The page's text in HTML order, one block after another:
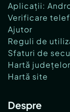
Aplicații:
Verificare
Ajutor
Reguli de
Sfaturi de
Hartă județelor
Hartă site
Despre